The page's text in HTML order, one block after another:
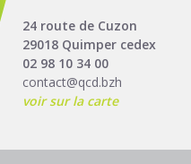
24 route de Cuzon
29018 Quimper cedex
02 98 10 34 00
contact@qcd.bzh
voir sur la carte